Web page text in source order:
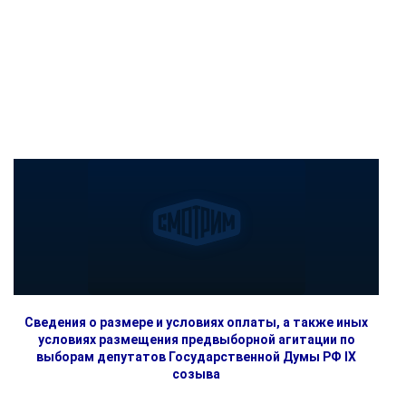
Сведения о размере и условиях оплаты, а также иных
условиях размещения предвыборной агитации по
выборам депутатов Государственной Думы РФ IX
созыва